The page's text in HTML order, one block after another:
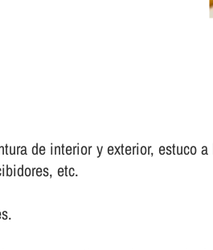
de interior y exterior,
etc.